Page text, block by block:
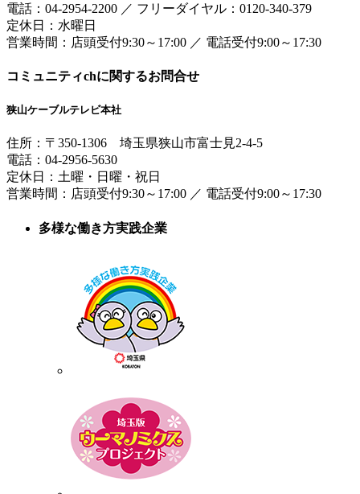
電話： 04-2954-2200 ／ フリーダイヤル：0120-340-379
定休日：水曜日
営業時間： 店頭受付9:30～17:00 ／ 電話受付9:00～17:30
コミュニティchに関するお問合せ
狭山ケーブルテレビ本社
住所： 〒350-1306 埼玉県狭山市富士見2-4-5
電話： 04-2956-5630
定休日：土曜・日曜・祝日
営業時間： 店頭受付9:30～17:00 ／ 電話受付9:00～17:30
多様な働き方実践企業